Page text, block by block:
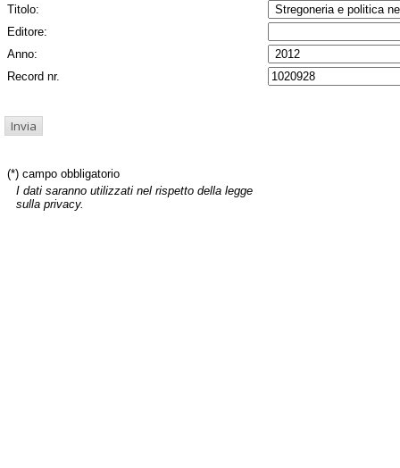
Titolo:
Editore:
Anno:
Record nr.
(*) campo obbligatorio
I dati saranno utilizzati nel rispetto della legge
sulla privacy.